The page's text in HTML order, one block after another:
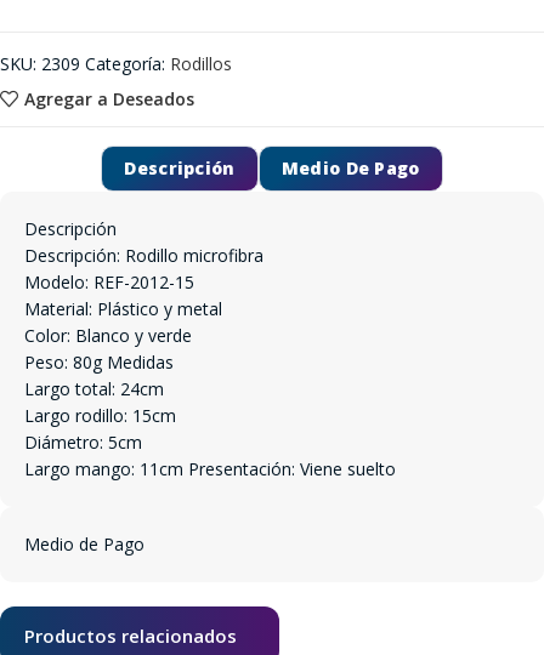
Agregar a Deseados
SKU: 2309 Categoría: Rodillos
Descripción Medio De Pago
Descripción
Descripción: Rodillo microfibra
Modelo: REF-2012-15
Material: Plástico y metal
Color: Blanco y verde
Peso: 80g Medidas
Largo total: 24cm
Largo rodillo: 15cm
Diámetro: 5cm
Largo mango: 11cm Presentación: Viene suelto
Medio de Pago
Productos relacionados